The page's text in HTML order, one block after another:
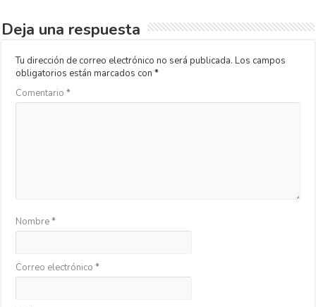
Deja una respuesta
Tu dirección de correo electrónico no será publicada. Los campos
obligatorios están marcados con*
Comentario*
Nombre*
Correo electrónico*